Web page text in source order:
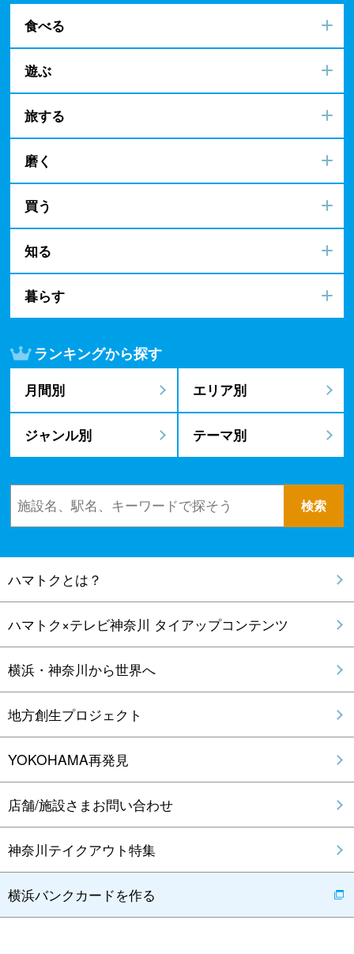
食べる
遊ぶ
旅する
磨く
買う
知る
暮らす
ランキングから探す
月間別 エリア別
ジャンル別 テーマ別
ハマトクとは？
ハマトク×テレビ神奈川 タイアップコンテンツ
横浜・神奈川から世界へ
地方創生プロジェクト
YOKOHAMA再発見
店舗/施設さまお問い合わせ
神奈川テイクアウト特集
横浜バンクカードを作る